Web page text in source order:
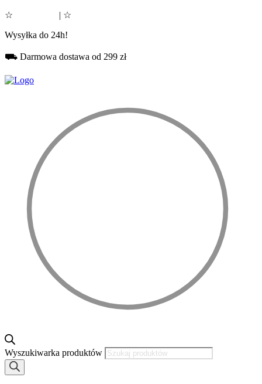
☆ | ☆
Wysyłka do 24h!
⛟ Darmowa dostawa od 299 zł
Wyszukiwarka produktów